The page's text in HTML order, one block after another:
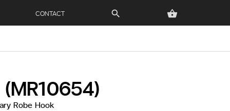
CONTACT search shopping_basket
Robe Hook